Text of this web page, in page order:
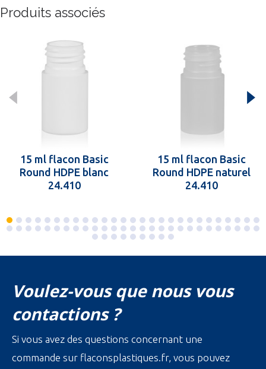
Produits associés
15 ml flacon Basic
Round HDPE blanc
24.410
15 ml flacon Basic
Round HDPE naturel
24.410
Voulez-vous que nous vous
contactions ?
Si vous avez des questions concernant une
commande sur flaconsplastiques.fr, vous pouvez